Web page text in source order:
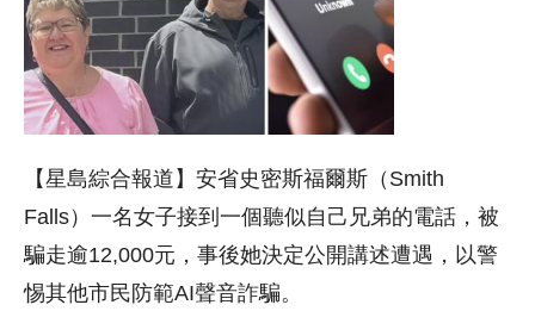
【星島綜合報道】安省史密斯福爾斯（Smith
Falls）一名女子接到一個聽似自己兄弟的電話，被
騙走逾12,000元，事後她決定公開講述遭遇，以警
惕其他市民防範AI聲音詐騙。